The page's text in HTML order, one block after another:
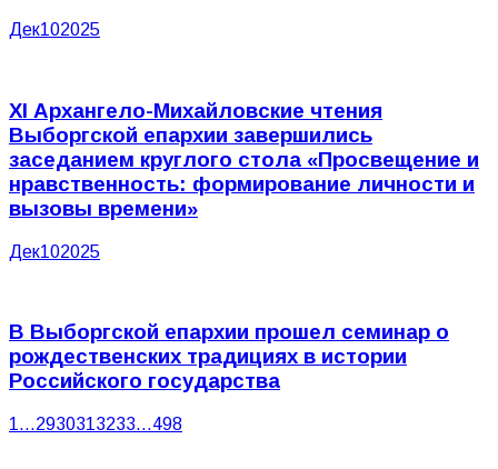
Дек102025
XI Архангело-Михайловские чтения
Выборгской епархии завершились
заседанием круглого стола «Просвещение и
нравственность: формирование личности и
вызовы времени»
Дек102025
В Выборгской епархии прошел семинар о
рождественских традициях в истории
Российского государства
1…2930313233…498